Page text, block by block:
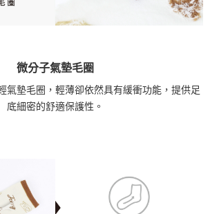
微分子氣墊毛圈
氣墊毛圈，輕薄卻依然具有緩衝功能，提供足
底細密的舒適保護性。